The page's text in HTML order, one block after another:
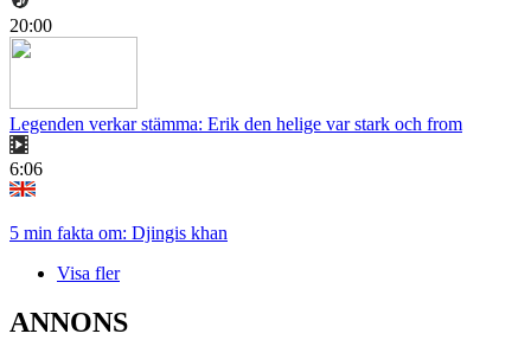
20:00
Legenden verkar stämma: Erik den helige var stark och from
6:06
5 min fakta om: Djingis khan
Visa fler
ANNONS